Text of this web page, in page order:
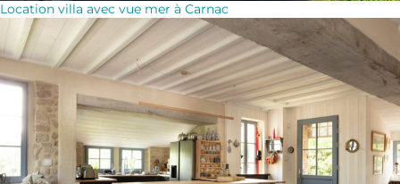
Location villa avec vue mer à Carnac